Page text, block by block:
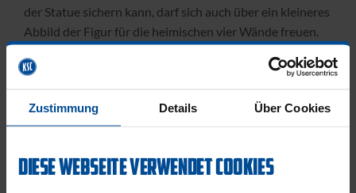
Zustimmung Details Über Cookies
DIESE WEBSEITE VERWENDET COOKIES
der Statue sichern kann, darf sich auch über ein kleineres
Abbild der Figur für die heimischen vier Wände freuen.
1971
brach in einem Bundesligaspiel zwischen Borussia
Der Borussen-Stürmer Herbert Laumen wuchtete den
nachgab. Laumen lief 186-mal in der Bundesliga für die
Fohlen auf, in denen er 97 Tore schoss.